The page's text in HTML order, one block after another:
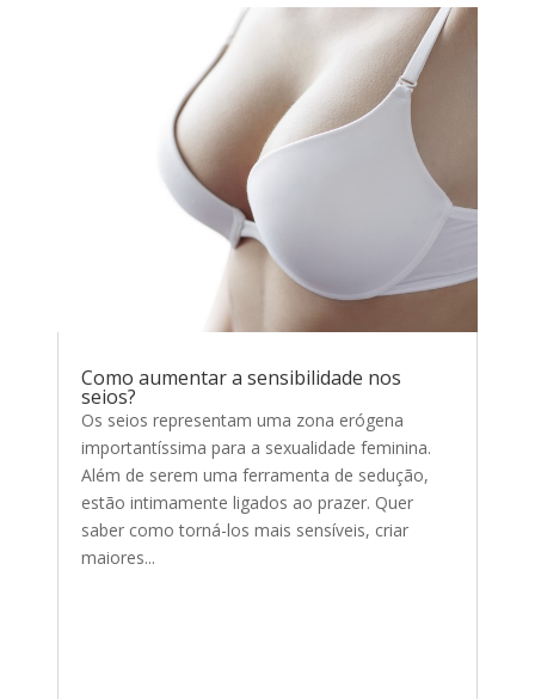
Como aumentar a sensibilidade nos
seios?
Os seios representam uma zona erógena
importantíssima para a sexualidade feminina.
Além de serem uma ferramenta de sedução,
estão intimamente ligados ao prazer. Quer
saber como torná-los mais sensíveis, criar
maiores...